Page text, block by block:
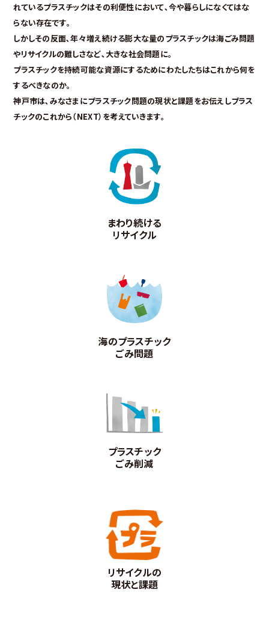
れているプラスチックはその利便性において､今や暮らしになくてはな
らない存在です｡
しかしその反面､年々増え続ける膨大な量のプラスチックは海ごみ問題
やリサイクルの難しさなど､大きな社会問題に｡
プラスチックを持続可能な資源にするためにわたしたちはこれから何を
するべきなのか｡
神戸市は､みなさまにプラスチック問題の現状と課題をお伝えしプラス
チックのこれから（NEXT）を考えていきます｡
まわり続ける
リサイクル
海のプラスチック
ごみ問題
プラスチック
ごみ削減
リサイクルの
現状と課題